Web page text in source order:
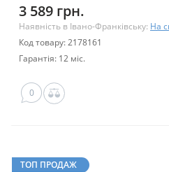
3 589 грн.
Наявність в Івано-Франківську: На
Код товару: 2178161
Гарантія: 12 міс.
0
ТОП ПРОДАЖ